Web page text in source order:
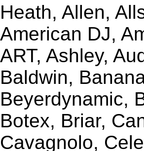
Heath, Allen,
American DJ,
ART, Ashley,
Baldwin,
Beyerdynamic,
Botex, Briar,
Cavagnolo,